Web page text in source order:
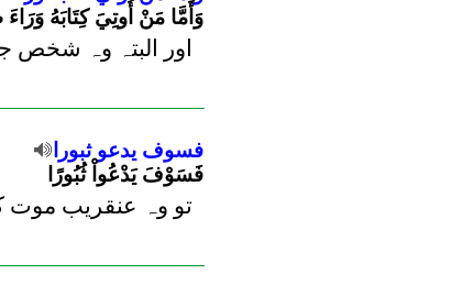
وَأَمَّا مَنْ أُوتِيَ كِتَابَهُ
اور البتہ وہ شخص
فسوف يدعو ثبورا
فَسَوْفَ يَدْعُواْ ثُبُورًا
تو وہ عنقریب موت